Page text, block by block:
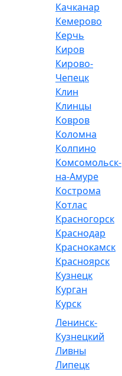
Качканар
Кемерово
Керчь
Киров
Кирово-
Чепецк
Клин
Клинцы
Ковров
Коломна
Колпино
Комсомольск-
на-Амуре
Кострома
Котлас
Красногорск
Краснодар
Краснокамск
Красноярск
Кузнецк
Курган
Курск
Ленинск-
Кузнецкий
Ливны
Липецк